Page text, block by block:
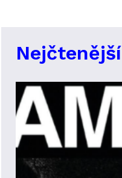
Nejčtenější